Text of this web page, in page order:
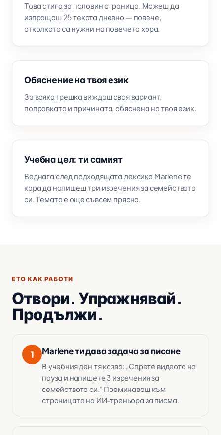
Това стига за половин страница. Можеш да
изпращаш 25 текста дневно — повече,
отколкото са нужни на повечето хора.
Обяснение на твоя език
За всяка грешка виждаш своя вариант,
поправката и причината, обяснена на твоя език.
Учебна цел: ти самият
Веднага след подходящата лексика Marlene те
кара да напишеш три изречения за семейството
си. Темата е още съвсем прясна.
ЕТО КАК РАБОТИ
Отвори. Упражнявай.
Продължи.
1 Marlene ти дава задача за писане
В учебния ден тя казва: „Спрете видеото на
пауза и напишете 3 изречения за
семейството си.“ Преминаваш към
страницата на ИИ-треньора за писма.